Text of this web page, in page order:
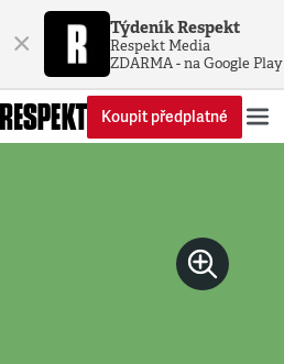
× Týdeník Respekt
Respekt Media
ZDARMA - na Google Play
Koupit předplatné